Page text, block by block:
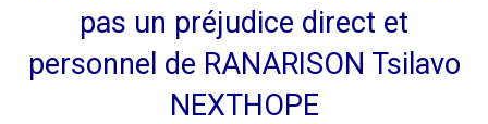
pas un préjudice direct et
personnel de RANARISON Tsilavo
NEXTHOPE